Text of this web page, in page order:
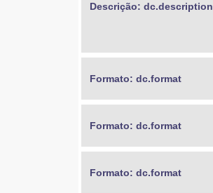
Descrição: dc.description
Formato: dc.format
Formato: dc.format
Formato: dc.format